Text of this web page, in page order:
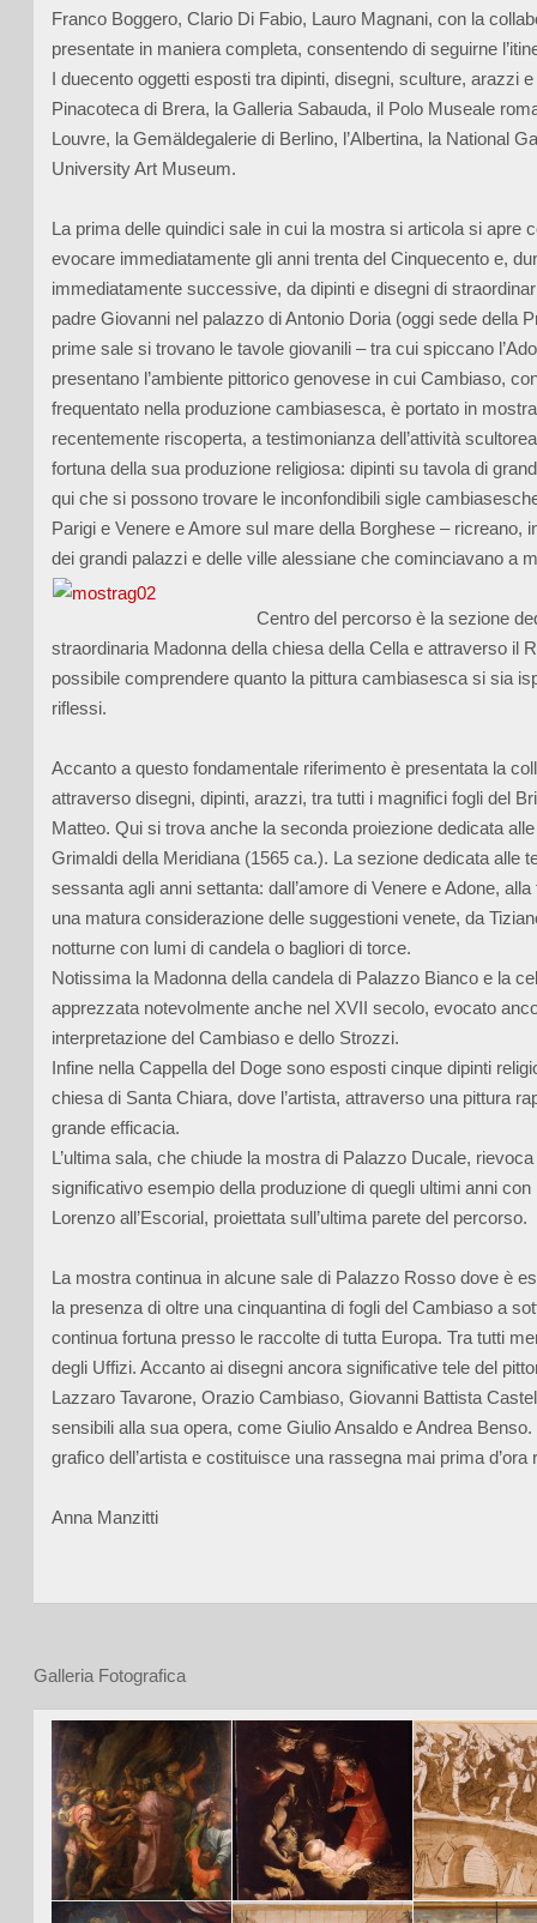
Franco Boggero, Clario Di Fabio, Lauro Magnani, con la
presentate in maniera completa, consentendo di seguirne
I duecento oggetti esposti tra dipinti, disegni, sculture, arazzi
Pinacoteca di Brera, la Galleria Sabauda, il Polo Museale
Louvre, la Gemäldegalerie di Berlino, l’Albertina, la National
University Art Museum.
La prima delle quindici sale in cui la mostra si articola si apre
evocare immediatamente gli anni trenta del Cinquecento e,
immediatamente successive, da dipinti e disegni di
padre Giovanni nel palazzo di Antonio Doria (oggi sede della
prime sale si trovano le tavole giovanili – tra cui spiccano
presentano l’ambiente pittorico genovese in cui Cambiaso,
frequentato nella produzione cambiasesca, è portato in
recentemente riscoperta, a testimonianza dell’attività
fortuna della sua produzione religiosa: dipinti su tavola di
qui che si possono trovare le inconfondibili sigle
Parigi e Venere e Amore sul mare della Borghese – ricreano,
dei grandi palazzi e delle ville alessiane che cominciavano a
Centro del percorso è la sezione
straordinaria Madonna della chiesa della Cella e attraverso il
possibile comprendere quanto la pittura cambiasesca si sia
riflessi.
Accanto a questo fondamentale riferimento è presentata la
attraverso disegni, dipinti, arazzi, tra tutti i magnifici fogli del
Matteo. Qui si trova anche la seconda proiezione dedicata
Grimaldi della Meridiana (1565 ca.). La sezione dedicata alle
sessanta agli anni settanta: dall’amore di Venere e Adone,
una matura considerazione delle suggestioni venete, da
notturne con lumi di candela o bagliori di torce.
Notissima la Madonna della candela di Palazzo Bianco e la
apprezzata notevolmente anche nel XVII secolo, evocato
interpretazione del Cambiaso e dello Strozzi.
Infine nella Cappella del Doge sono esposti cinque dipinti
chiesa di Santa Chiara, dove l’artista, attraverso una pittura
grande efficacia.
L’ultima sala, che chiude la mostra di Palazzo Ducale,
significativo esempio della produzione di quegli ultimi anni
Lorenzo all’Escorial, proiettata sull’ultima parete del percorso.
La mostra continua in alcune sale di Palazzo Rosso dove è
la presenza di oltre una cinquantina di fogli del Cambiaso a
continua fortuna presso le raccolte di tutta Europa. Tra tutti
degli Uffizi. Accanto ai disegni ancora significative tele del
Lazzaro Tavarone, Orazio Cambiaso, Giovanni Battista
sensibili alla sua opera, come Giulio Ansaldo e Andrea
grafico dell’artista e costituisce una rassegna mai prima d’ora
Anna Manzitti
Galleria Fotografica